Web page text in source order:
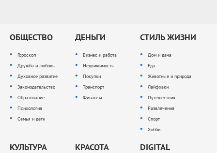
ОБЩЕСТВО
Гороскоп
Дружба и любовь
Духовное развитие
Законодательство
Образование
Психология
Семья и дети
ДЕНЬГИ
Бизнес и работа
Недвижимость
Покупки
Транспорт
Финансы
СТИЛЬ ЖИЗНИ
Дом и дача
Еда
Животные и природа
Лайфхаки
Путешествия
Развлечения
Спорт
Хобби
КУЛЬТУРА КРАСОТА DIGITAL